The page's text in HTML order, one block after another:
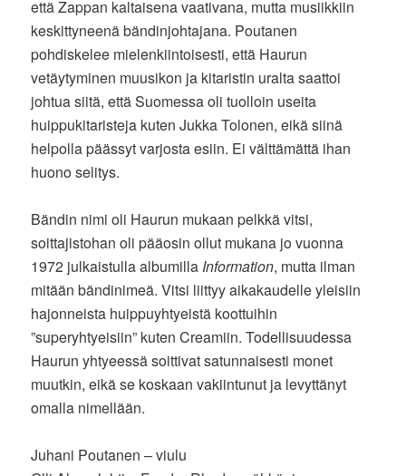
että Zappan kaltaisena vaativana, mutta musiikkiin
keskittyneenä bändinjohtajana. Poutanen
pohdiskelee mielenkiintoisesti, että Haurun
vetäytyminen muusikon ja kitaristin uralta saattoi
johtua siitä, että Suomessa oli tuolloin useita
huippukitaristeja kuten Jukka Tolonen, eikä siinä
helpolla päässyt varjosta esiin. Ei välttämättä ihan
huono selitys.
Bändin nimi oli Haurun mukaan pelkkä vitsi,
soittajistohan oli pääosin ollut mukana jo vuonna
1972 julkaistulla albumilla Information, mutta ilman
mitään bändinimeä. Vitsi liittyy aikakaudelle yleisiin
hajonneista huippuyhtyeistä koottuihin
”superyhtyeisiin” kuten Creamiin. Todellisuudessa
Haurun yhtyeessä soittivat satunnaisesti monet
muutkin, eikä se koskaan vakiintunut ja levyttänyt
omalla nimellään.
Juhani Poutanen – viulu